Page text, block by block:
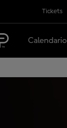
Tickets
Calendario